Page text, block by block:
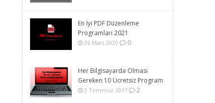
En İyi PDF Düzenleme
Programları 2021
26 Mart 2020 0
Her Bilgisayarda Olması
Gereken 10 Ücretsiz Program
3 Temmuz 2017 2